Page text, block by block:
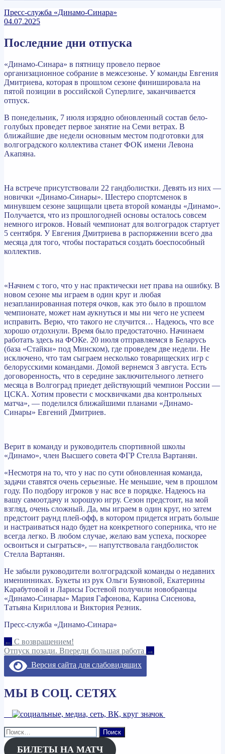
Пресс-служба «Динамо-Синара»
04.07.2025
Последние дни отпуска
«Динамо-Синара» в пятницу провело первое
организационное собрание в межсезонье. У команды Евгения
Дмитриева, которая в прошлом сезоне финишировала на
пятой позиции в российской Суперлиге, заканчивается
отпуск.
В понедельник, 7 июля изрядно обновленный состав бело-
голубых проведет первое занятие на Семи ветрах. В
ближайшие две недели основным местом подготовки для
волгоградского коллектива станет ФОК имени Левона
Акапяна.
На встрече присутствовали 22 гандболистки. Девять из них —
новички «Динамо-Синары». Шестеро спортсменок в
минувшем сезоне защищали цвета второй команды «Динамо».
Получается, что из прошлогодней основы осталось совсем
немного игроков. Новый чемпионат для волгоградок стартует
5 сентября. У Евгения Дмитриева в распоряжении всего два
месяца для того, чтобы постараться создать боеспособный
коллектив.
«Начнем с того, что у нас практически нет права на ошибку. В
новом сезоне мы играем в один круг и любая
незапланированная потеря очков, как это было в прошлом
чемпионате, может нам аукнуться и мы ни чего не успеем
исправить. Верю, что такого не случится… Надеюсь, что все
хорошо отдохнули. Время было предостаточно. Начинаем
работать здесь на ФОКе. 20 июля отправляемся в Беларусь
(база «Стайки» под Минском), где проведем две недели. Не
исключено, что там сыграем несколько товарищеских игр с
белорусскими командами. Домой вернемся 3 августа. Есть
договоренность, что в середине заключительного летнего
месяца в Волгоград приедет действующий чемпион России —
ЦСКА. Хотим провести с москвичками два контрольных
матча», — поделился ближайшими планами «Динамо-
Синары» Евгений Дмитриев.
Верит в команду и руководитель спортивной школы
«Динамо», член Высшего совета ФГР Стелла Вартанян.
«Несмотря на то, что у нас по сути обновленная команда,
задачи ставятся очень серьезные. Не меньшие, чем в прошлом
году. По подбору игроков у нас все в порядке. Надеюсь на
вашу самоотдачу и хорошую игру. Сезон предстоит, на мой
взгляд, очень сложный. Да, мы играем в один круг, но затем
предстоит раунд плей-офф, в котором придется играть больше
и настраиваться надо будет на конкретного соперника, что не
всегда легко. В любом случае, желаю вам успеха, поскорее
освоиться и сыграться», — напутствовала гандболисток
Стелла Вартанян.
Не забыли руководители волгоградской команды о недавних
именинниках. Букеты из рук Ольги Буяновой, Екатерины
Карабутовой и Ларисы Гостевой получили новобранцы
«Динамо-Синары» Мария Гафонова, Карина Сисенова,
Татьяна Кириллова и Виктория Резник.
Пресс-служба «Динамо-Синара»
Навигация
по
записям
← С возвращением!
Отпуск позади. Впереди большая работа →
Версия сайта для слабовидящих
МЫ В СОЦ. СЕТЯХ
Найти:
БИЛЕТЫ НА МАТЧ